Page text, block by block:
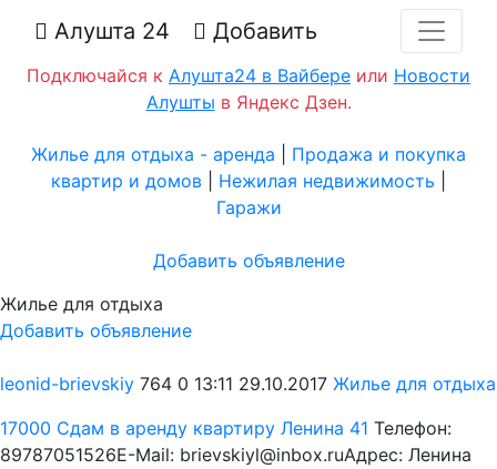
Алушта 24 Добавить
Подключайся к Алушта24 в Вайбере или Новости
Алушты в Яндекс Дзен.
Жилье для отдыха - аренда
Продажа и покупка
квартир и домов
Нежилая недвижимость
Гаражи
Добавить объявление
Жилье для отдыха
Добавить объявление
leonid-brievskiy 764 0 13:11 29.10.2017 Жилье для отдыха
17000 Сдам в аренду квартиру Ленина 41 Телефон:
89787051526E-Mail: brievskiyl@inbox.ruАдрес: Ленина